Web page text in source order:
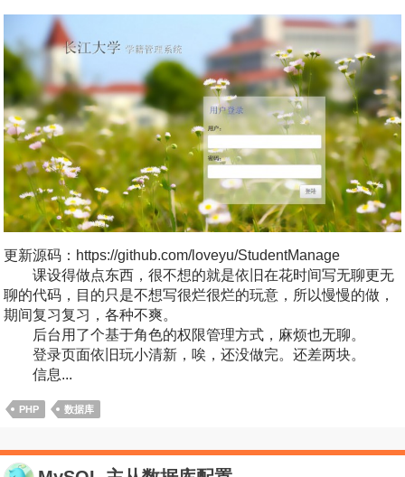
更新源码：https://github.com/loveyu/StudentManage
课设得做点东西，很不想的就是依旧在花时间写无聊更无
聊的代码，目的只是不想写很烂很烂的玩意，所以慢慢的做，
期间复习复习，各种不爽。
后台用了个基于角色的权限管理方式，麻烦也无聊。
登录页面依旧玩小清新，唉，还没做完。还差两块。
信息...
PHP 数据库